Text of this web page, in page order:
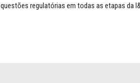
questões regulatórias em todas as etapas da